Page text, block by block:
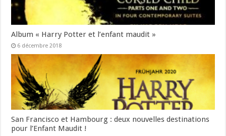
Album « Harry Potter et l’enfant maudit »
6 décembre 2018
San Francisco et Hambourg : deux nouvelles destinations
pour l’Enfant Maudit !